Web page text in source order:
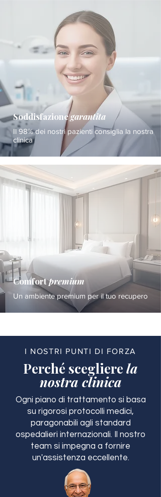
Soddisfazionegarantita
Il 98% dei nostri pazienti consiglia la nostra
clinica
Comfortpremium
Un ambiente premium per il tuo recupero
I NOSTRI PUNTI DI FORZA
Perché scegliere la
nostra clinica
Ogni piano di trattamento si basa
su rigorosi protocolli medici,
paragonabili agli standard
ospedalieri internazionali. Il nostro
team si impegna a fornire
un'assistenza eccellente.